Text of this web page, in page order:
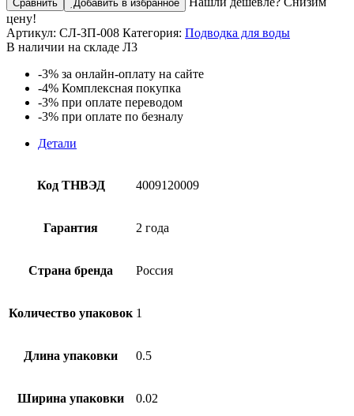
подводка
для
смесителя,
пара,
500
мм.,
СЛАВЕН
Сравнить
Добавить в избранное
цену!
Артикул: СЛ-ЗП-008 Категория: Подводка для воды
В наличии на складе Л3
-3% за онлайн-оплату на сайте
-4% Комплексная покупка
-3% при оплате переводом
-3% при оплате по безналу
Детали
Код ТНВЭД 4009120009
Гарантия 2 года
Страна бренда Россия
Количество упаковок 1
Длина упаковки 0.5
Ширина упаковки 0.02